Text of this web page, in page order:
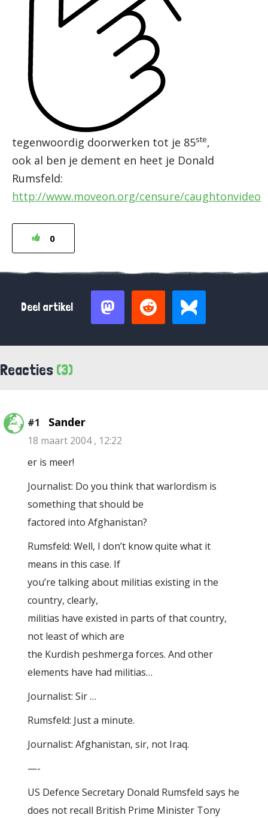
tegenwoordig doorwerken tot je 85ste,
ook al ben je dement en heet je Donald
Rumsfeld:
http://www.moveon.org/censure/caughtonvideo
0
Deel artikel
Reacties (3)
#1 Sander
18 maart 2004 , 12:22
er is meer!
Journalist: Do you think that warlordism is
something that should be
factored into Afghanistan?
Rumsfeld: Well, I don’t know quite what it
means in this case. If
you’re talking about militias existing in the
country, clearly,
militias have existed in parts of that country,
not least of which are
the Kurdish peshmerga forces. And other
elements have had militias…
Journalist: Sir …
Rumsfeld: Just a minute.
Journalist: Afghanistan, sir, not Iraq.
—-
US Defence Secretary Donald Rumsfeld says he
does not recall British Prime Minister Tony